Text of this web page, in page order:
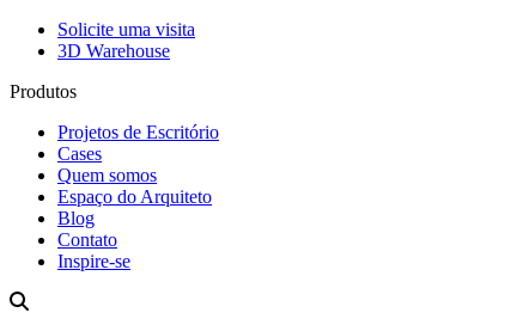
Solicite uma visita
3D Warehouse
Produtos
Projetos de Escritório
Cases
Quem somos
Espaço do Arquiteto
Blog
Contato
Inspire-se